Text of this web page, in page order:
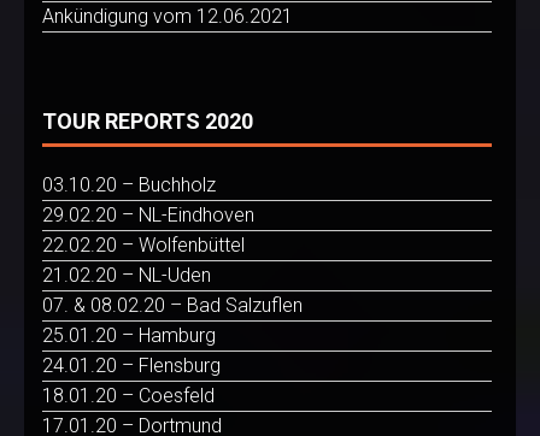
Ankündigung vom 12.06.2021
TOUR REPORTS 2020
03.10.20 – Buchholz
29.02.20 – NL-Eindhoven
22.02.20 – Wolfenbüttel
21.02.20 – NL-Uden
07. & 08.02.20 – Bad Salzuflen
25.01.20 – Hamburg
24.01.20 – Flensburg
18.01.20 – Coesfeld
17.01.20 – Dortmund